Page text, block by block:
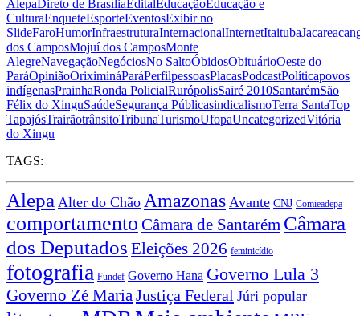
AlepaDireto de BrasíliaEditalEducaçãoEducação e
CulturaEnqueteEsporteEventosExibir no
SlideFaroHumorInfraestruturaInternacionalInternetItaituba
dos CamposMojuí dos CamposMonte
AlegreNavegaçãoNegóciosNo SaltoÓbidosObituárioOeste do
ParáOpiniãoOriximináParáPerfilpessoasPlacasPodcastPolíticapovos
indígenasPrainhaRonda PolicialRurópolisSairé 2010SantarémSão
Félix do XinguSaúdeSegurança PúblicasindicalismoTerra SantaTop
TapajósTrairãotrânsitoTribunaTurismoUfopaUncategorizedVitória
do Xingu
TAGS:
Alepa Alter do Chão Amazonas Avante CNJ Comieadepa
comportamento Câmara de Santarém Câmara
dos Deputados Eleições 2026 feminicídio
fotografia Fundef Governo Hana Governo Lula 3
Governo Zé Maria Justiça Federal Júri popular